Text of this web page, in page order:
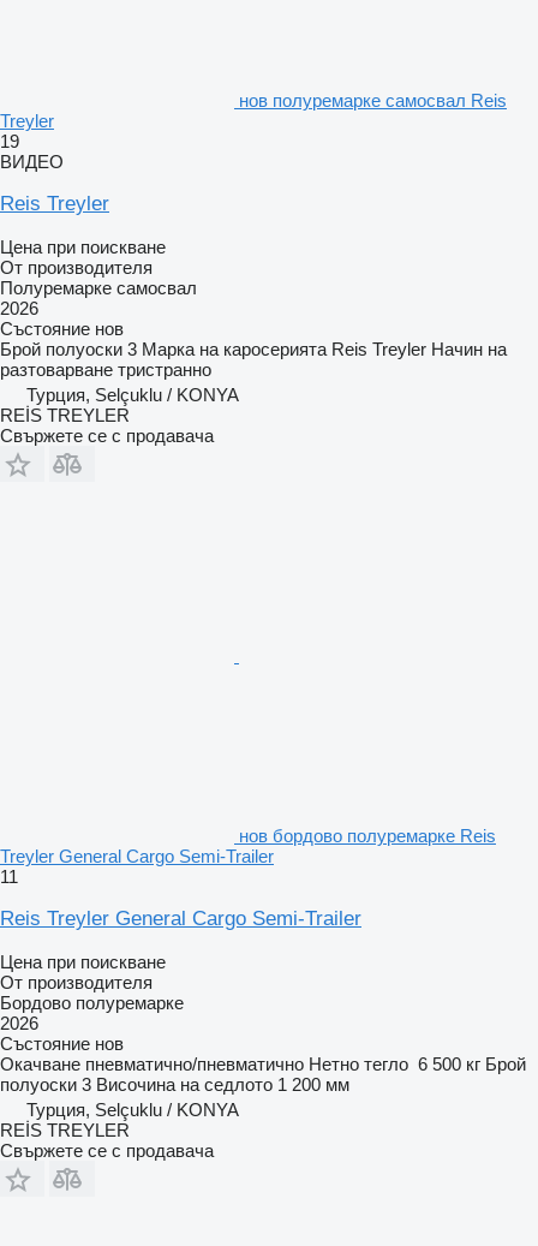
нов полуремарке самосвал Reis
Treyler
19
ВИДЕО
Reis Treyler
Цена при поискване
От производителя
Полуремарке самосвал
2026
Състояние нов
Брой полуоски 3 Марка на каросерията Reis Treyler Начин на
разтоварване тристранно
Турция, Selçuklu / KONYA
REİS TREYLER
Свържете се с продавача
нов бордово полуремарке Reis
Treyler General Cargo Semi-Trailer
11
Reis Treyler General Cargo Semi-Trailer
Цена при поискване
От производителя
Бордово полуремарке
2026
Състояние нов
Окачване пневматично/пневматично Нетно тегло 6 500 кг Брой
полуоски 3 Височина на седлото 1 200 мм
Турция, Selçuklu / KONYA
REİS TREYLER
Свържете се с продавача